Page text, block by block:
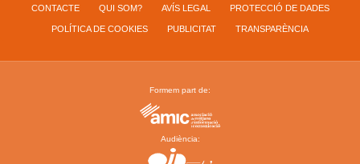
CONTACTE QUI SOM? AVÍS LEGAL PROTECCIÓ DE DADES
POLÍTICA DE COOKIES PUBLICITAT TRANSPARÈNCIA
Formem part de:
Audiència: